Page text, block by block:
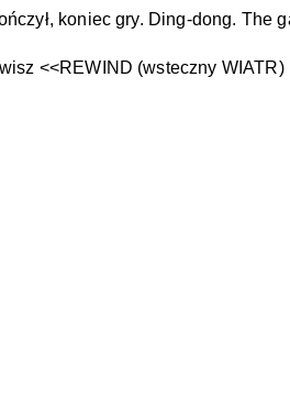
koniec gry. Ding-dong. The
<<REWIND (wsteczny WIATR)